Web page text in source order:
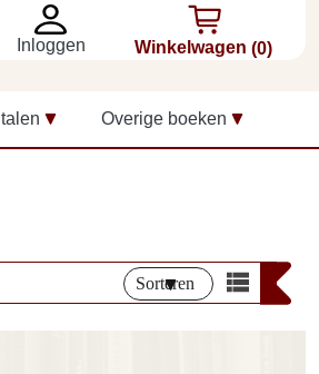
Inloggen Winkelwagen (0)
Overige boeken
Sorteren